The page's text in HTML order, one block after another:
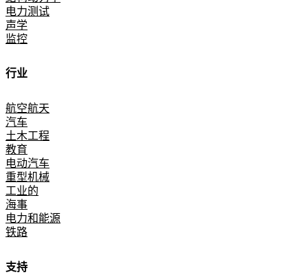
电力测试
声学
监控
行业
航空航天
汽车
土木工程
教育
电动汽车
重型机械
工业的
海事
电力和能源
铁路
支持